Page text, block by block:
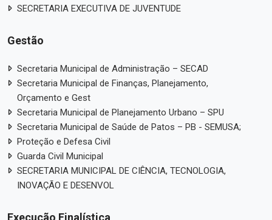
SECRETARIA EXECUTIVA DE JUVENTUDE
Gestão
Secretaria Municipal de Administração – SECAD
Secretaria Municipal de Finanças, Planejamento,
Orçamento e Gest
Secretaria Municipal de Planejamento Urbano – SPU
Secretaria Municipal de Saúde de Patos – PB - SEMUSA;
Proteção e Defesa Civil
Guarda Civil Municipal
SECRETARIA MUNICIPAL DE CIÊNCIA, TECNOLOGIA,
INOVAÇÃO E DESENVOL
Execução Finalística